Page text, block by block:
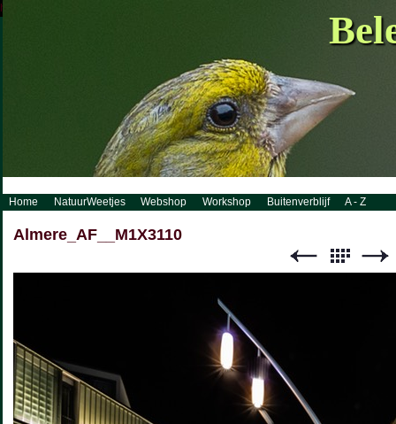
http://www.visueelconcept.nl/sitemap.xml.gz
Home NatuurWeetjes Webshop Workshop Buitenverblijf A - Z
Almere_AF__M1X3110